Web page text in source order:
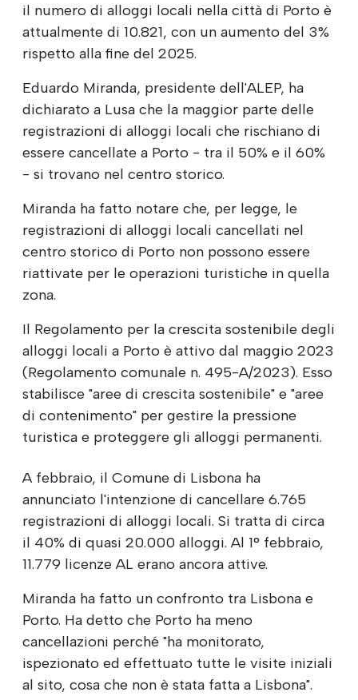
il numero di alloggi locali nella città di Porto è
attualmente di 10.821, con un aumento del 3%
rispetto alla fine del 2025.
Eduardo Miranda, presidente dell'ALEP, ha
dichiarato a Lusa che la maggior parte delle
registrazioni di alloggi locali che rischiano di
essere cancellate a Porto - tra il 50% e il 60%
- si trovano nel centro storico.
Miranda ha fatto notare che, per legge, le
registrazioni di alloggi locali cancellati nel
centro storico di Porto non possono essere
riattivate per le operazioni turistiche in quella
zona.
Il Regolamento per la crescita sostenibile degli
alloggi locali a Porto è attivo dal maggio 2023
(Regolamento comunale n. 495-A/2023). Esso
stabilisce "aree di crescita sostenibile" e "aree
di contenimento" per gestire la pressione
turistica e proteggere gli alloggi permanenti.
A febbraio, il Comune di Lisbona ha
annunciato l'intenzione di cancellare 6.765
registrazioni di alloggi locali. Si tratta di circa
il 40% di quasi 20.000 alloggi. Al 1° febbraio,
11.779 licenze AL erano ancora attive.
Miranda ha fatto un confronto tra Lisbona e
Porto. Ha detto che Porto ha meno
cancellazioni perché "ha monitorato,
ispezionato ed effettuato tutte le visite iniziali
al sito, cosa che non è stata fatta a Lisbona".